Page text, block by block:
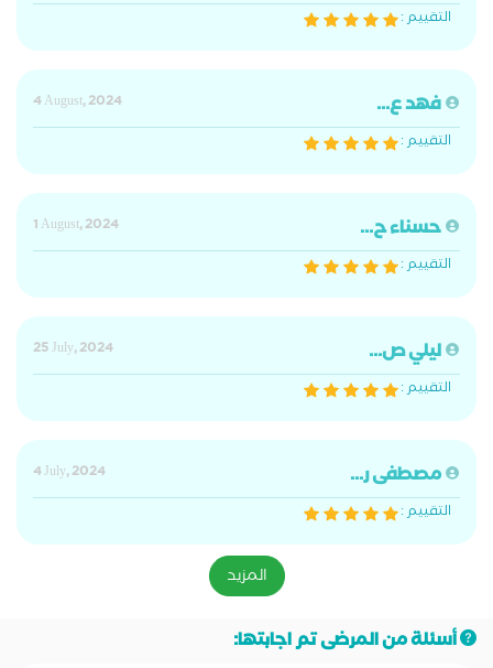
التقييم :
فهد ع...
4 August, 2024
التقييم :
حسناء ح...
1 August, 2024
التقييم :
ليلي ص...
25 July, 2024
التقييم :
مصطفى ر...
4 July, 2024
التقييم :
المزيد
أسئلة من المرضى تم اجابتها: